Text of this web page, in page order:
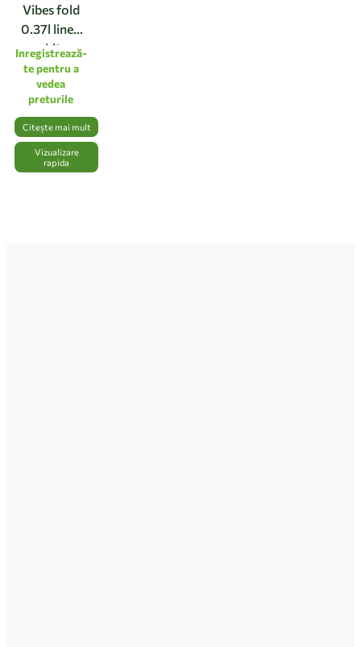
Vibes fold
0.37l linen
white
Inregistrează-
te pentru a
vedea
preturile
Citește mai mult
Vizualizare
rapida